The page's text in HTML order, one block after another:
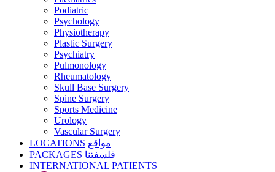
Podiatric
Psychology
Physiotherapy
Plastic Surgery
Psychiatry
Pulmonology
Rheumatology
Skull Base Surgery
Spine Surgery
Sports Medicine
Urology
Vascular Surgery
LOCATIONS مواقع
PACKAGES فلسفتنا
INTERNATIONAL PATIENTS